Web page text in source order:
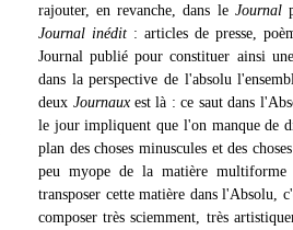
rajouter, en revanche, dans le Journal
Journal inédit : articles de presse,
Journal publié pour constituer ainsi
dans la perspective de l'absolu
deux Journauxest là : ce saut dans
le jour impliquent que l'on manque de
plan des choses minuscules et des
peu myope de la matière
transposer cette matière dans l'Absolu,
composer très sciemment, très